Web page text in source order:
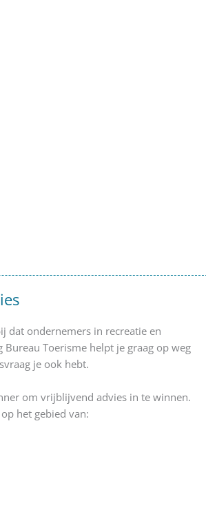
dat ondernemers in recreatie en
Toerisme helpt je graag op weg
je ook hebt.
om vrijblijvend advies in te winnen.
het gebied van: